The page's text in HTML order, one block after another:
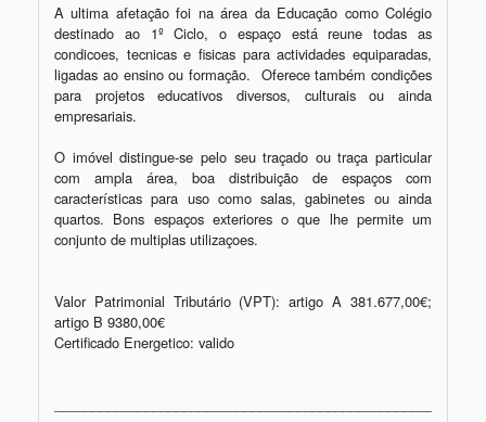
A ultima afetação foi na área da Educação como Colégio
destinado ao 1º Ciclo, o espaço está reune todas as
condicoes, tecnicas e fisicas para actividades equiparadas,
ligadas ao ensino ou formação.  Oferece também condições
para projetos educativos diversos, culturais ou ainda
empresariais.
O imóvel distingue-se pelo seu traçado ou traça particular
com ampla área, boa distribuição de espaços com
características para uso como salas, gabinetes ou ainda
quartos. Bons espaços exteriores o que lhe permite um
conjunto de multiplas utilizaçoes.
Valor Patrimonial Tributário (VPT): artigo A 381.677,00€;
artigo B 9380,00€
Certificado Energetico: valido